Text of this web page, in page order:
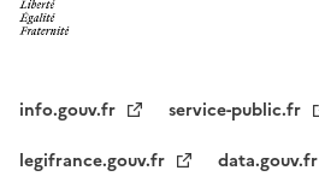
info.gouv.fr
service-public.fr
legifrance.gouv.fr
data.gouv.fr